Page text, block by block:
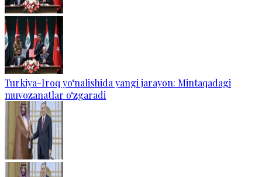
Turkiya-Iroq yo‘nalishida yangi jarayon: Mintaqadagi
muvozanatlar o‘zgaradi